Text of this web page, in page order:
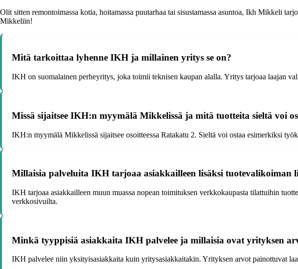
Olit sitten remontoimassa kotia, hoitamassa puutarhaa tai sisustamassa asuntoa, Ikh Mikkeli
Mikkeliin!
Mitä tarkoittaa lyhenne IKH ja millainen yritys se on?
IKH on suomalainen perheyritys, joka toimii teknisen kaupan alalla. Yritys tarjoaa laajan
Missä sijaitsee IKH:n myymälä Mikkelissä ja mitä tuotteita sieltä voi
IKH:n myymälä Mikkelissä sijaitsee osoitteessa Ratakatu 2. Sieltä voi ostaa esimerkiksi
Millaisia palveluita IKH tarjoaa asiakkailleen lisäksi tuotevalikoiman
IKH tarjoaa asiakkailleen muun muassa nopean toimituksen verkkokaupasta tilattuihin
verkkosivuilta.
Minkä tyyppisiä asiakkaita IKH palvelee ja millaisia ovat yrityksen
IKH palvelee niin yksityisasiakkaita kuin yritysasiakkaitakin. Yrityksen arvot painottuvat